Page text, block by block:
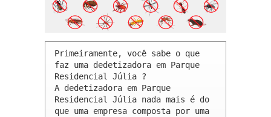
Primeiramente, você sabe o que
faz uma dedetizadora em Parque
Residencial Júlia ?
A dedetizadora em Parque
Residencial Júlia nada mais é do
que uma empresa composta por uma